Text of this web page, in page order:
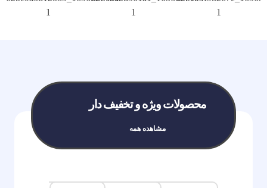
محصولات ویژه و تخفیف دار
مشاهده همه